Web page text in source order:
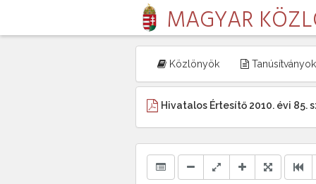
MAGYAR
Közlönyök Tanúsítványok
Hivatalos Értesítő 2010. évi 85.